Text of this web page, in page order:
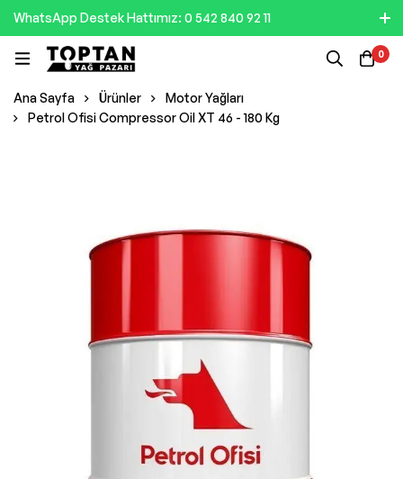
WhatsApp Destek Hattımız: 0 542 840 92 11
0
Ana Sayfa Ürünler
Motor Yağları
Petrol Ofisi Compressor Oil XT 46 - 180 Kg